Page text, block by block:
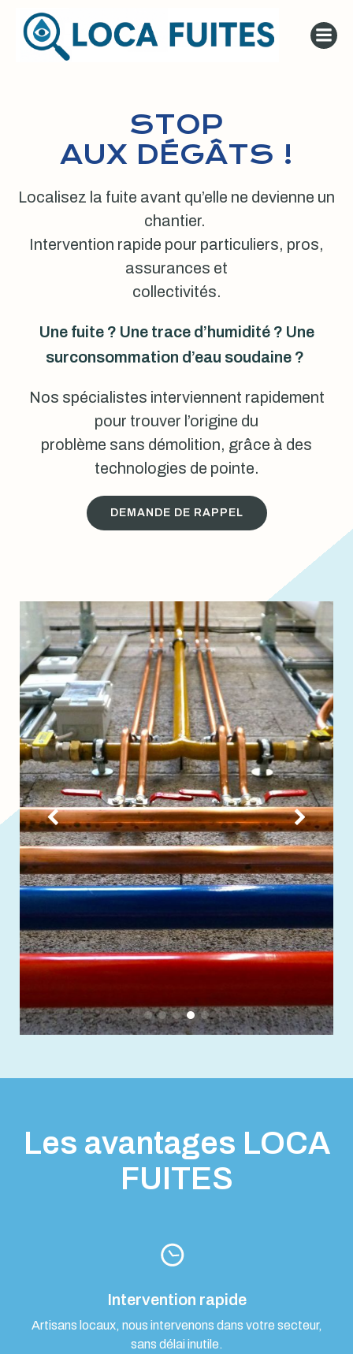
au
contenu
STOP
AUX DÉGÂTS !
Localisez la fuite avant qu’elle ne devienne un
chantier.
Intervention rapide pour particuliers, pros,
assurances et
collectivités.
Une fuite ? Une trace d’humidité ? Une
surconsommation d’eau soudaine ?
Nos spécialistes interviennent rapidement
pour trouver l’origine du
problème sans démolition, grâce à des
technologies de pointe.
DEMANDE DE RAPPEL
Les avantages LOCA
FUITES
Intervention rapide
Artisans locaux, nous intervenons dans votre secteur,
sans délai inutile.